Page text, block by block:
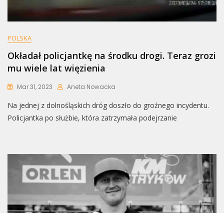
POLSKA
Okładał policjantkę na środku drogi. Teraz grozi
mu wiele lat więzienia
Mar 31, 2023 Aneta Nowacka
Na jednej z dolnośląskich dróg doszło do groźnego incydentu.
Policjantka po służbie, która zatrzymała podejrzanie